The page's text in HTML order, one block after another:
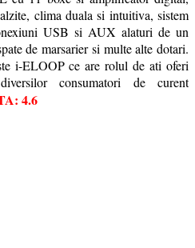
clima duala si intuitiva, sistem
USB si AUX alaturi de un
de marsarier si multe alte dotari.
i-ELOOP ce are rolul de ati oferi
consumatori de curent
4.6